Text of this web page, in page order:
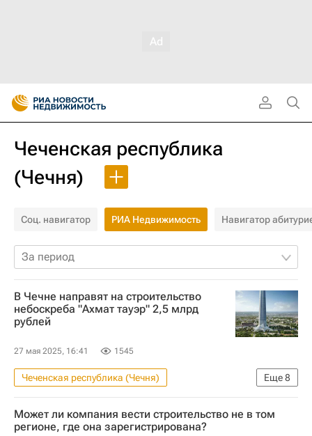
Чеченская республика
(Чечня)
Соц. навигатор РИА Недвижимость Навигатор
За период
В Чечне направят на строительство
небоскреба "Ахмат тауэр" 2,5 млрд
рублей
27 мая 2025, 16:41 1545
Еще8
Чеченская республика (Чечня)
Коммерческая недвижимость
Россия
Грозный
Может ли компания вести строительство не в том
регионе, где она зарегистрирована?